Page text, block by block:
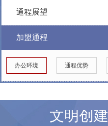
通程展望
加盟通程
办公环境 通程优势
文明创建